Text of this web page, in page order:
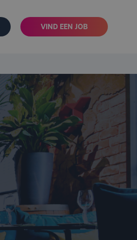
VIND EEN JOB